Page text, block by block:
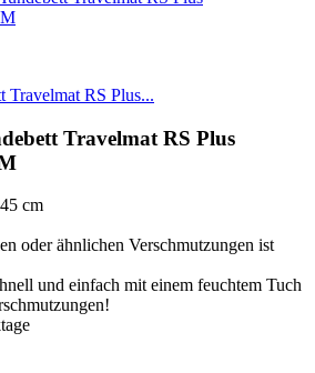
Travelmat RS Plus...
Travelmat RS Plus
cm
oder ähnlichen Verschmutzungen ist
und einfach mit einem feuchtem Tuch